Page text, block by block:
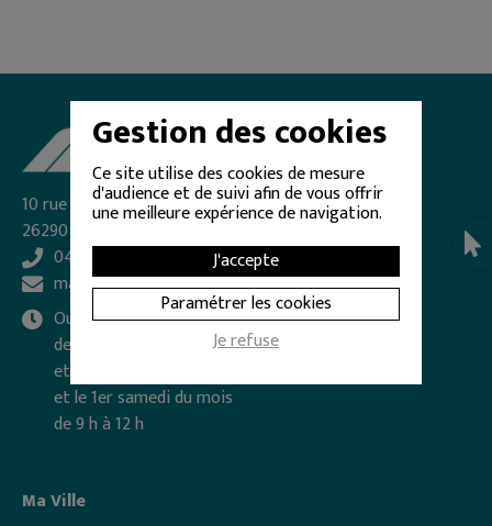
10 rue Frédéric Mistral - BP 27
26290 DONZÈRE
04 75 49 70 30
mairie@donzere.net
Ouverte du lundi au vendredi
de 8 h 30 à 12 h
et de 13 h 30 à 17 h
et le 1er samedi du mois
de 9 h à 12 h
Ma Ville
Gestion des cookies
Ce site utilise des cookies de mesure
d'audience et de suivi afin de vous offrir
une meilleure expérience de navigation.
J'accepte
Paramétrer les cookies
Je refuse